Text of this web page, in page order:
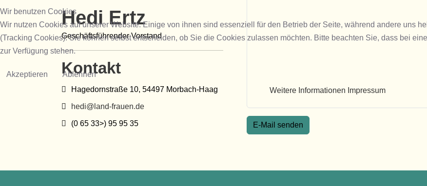
Hedi Ertz
Geschäftsführender Vorstand
Kontakt
Adresse:
Hagedornstraße 10, 54497 Morbach-Haag
E-Mail:
hedi@land-frauen.de
Telefon:
(0 65 33>) 95 95 35 E-Mail senden
Wir benutzen Cookies
Wir nutzen Cookies auf unserer Website. Einige von ihnen sind essenziell für den Betrieb der Seite, während andere uns
(Tracking Cookies). Sie können selbst entscheiden, ob Sie die Cookies zulassen möchten. Bitte beachten Sie, dass bei
zur Verfügung stehen.
Akzeptieren
Ablehnen
Weitere Informationen Impressum